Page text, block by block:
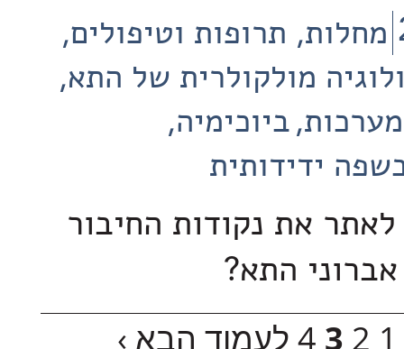
מחלות, תרופות וטיפולים
מולקולרית של התא
ביוכימיה
ידידותית
את נקודות החיבור
אברוני התא?
1
2
3
4 לעמוד הבא ›